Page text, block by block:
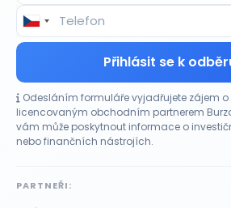
Přihlásit se k
Odesláním formuláře vyjadřujete zájem
licencovaným obchodním partnerem
vám může poskytnout informace o
nebo finančních nástrojích.
PARTNEŘI:
CO HÝBE TRHEM
Micron posílil o 7,6 % a zvýšil
Akcie se přiblížily červencovému